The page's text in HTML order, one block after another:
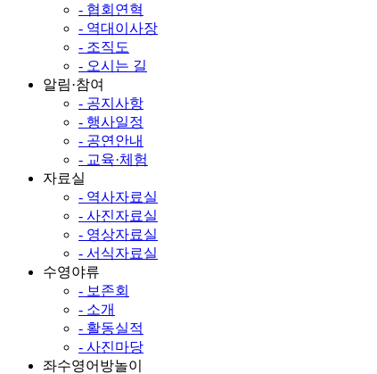
- 협회연혁
- 역대이사장
- 조직도
- 오시는 길
알림·참여
- 공지사항
- 행사일정
- 공연안내
- 교육·체험
자료실
- 역사자료실
- 사진자료실
- 영상자료실
- 서식자료실
수영야류
- 보존회
- 소개
- 활동실적
- 사진마당
좌수영어방놀이